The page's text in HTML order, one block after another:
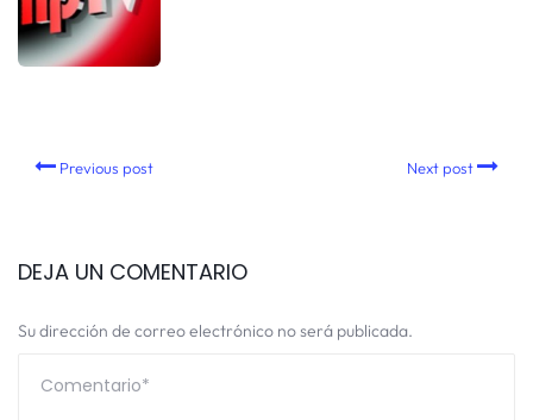
Previous post Next post
DEJA UN COMENTARIO
Su dirección de correo electrónico no será publicada.